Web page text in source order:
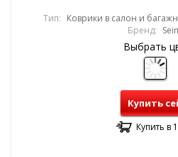
Тип: Коврики в салон и
Бренд:
Выбрать
Купить
Купить в